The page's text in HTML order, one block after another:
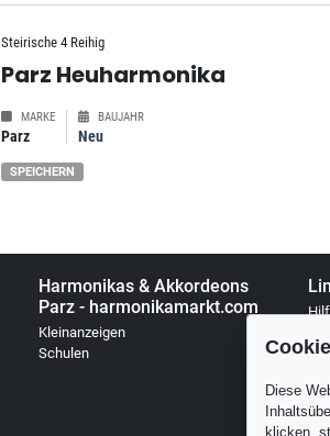
Steirische 4 Reihig
Parz Heuharmonika
MARKE
Parz
BAUJAHR
Neu
SPEICHERN
Harmonikas & Akkordeons
Parz - harmonikamarkt.com
Kleinanzeigen
Schulen
Diese
klicken,